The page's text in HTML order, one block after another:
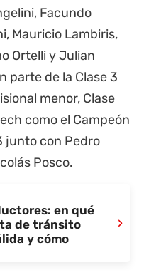
Facundo
Mauricio Lambiris,
Ortelli y Julian
parte de la Clase 3
menor, Clase
como el Campeón
junto con Pedro
Posco.
en qué
de tránsito
y cómo
›